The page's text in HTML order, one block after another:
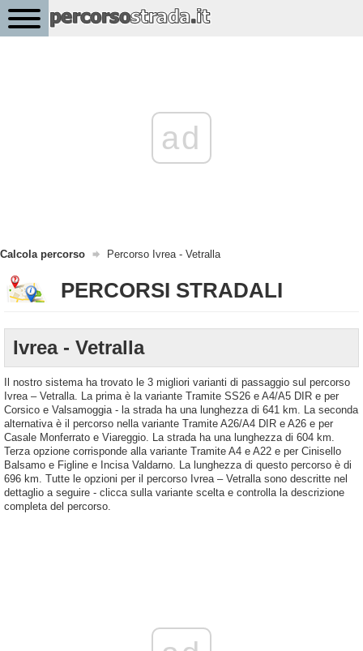
ad
Calcola percorso Percorso Ivrea - Vetralla
PERCORSI STRADALI
Ivrea - Vetralla
Il nostro sistema ha trovato le 3 migliori varianti di passaggio sul percorso
Ivrea – Vetralla. La prima è la variante Tramite SS26 e A4/A5 DIR e per
Corsico e Valsamoggia - la strada ha una lunghezza di 641 km. La seconda
alternativa è il percorso nella variante Tramite A26/A4 DIR e A26 e per
Casale Monferrato e Viareggio. La strada ha una lunghezza di 604 km.
Terza opzione corrisponde alla variante Tramite A4 e A22 e per Cinisello
Balsamo e Figline e Incisa Valdarno. La lunghezza di questo percorso è di
696 km. Tutte le opzioni per il percorso Ivrea – Vetralla sono descritte nel
dettaglio a seguire - clicca sulla variante scelta e controlla la descrizione
completa del percorso.